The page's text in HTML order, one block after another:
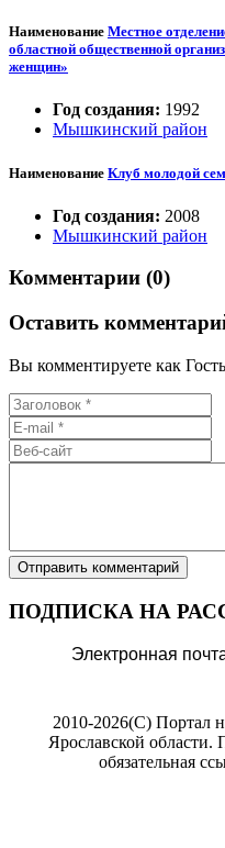
Наименование Местное
областной общественной
женщин»
Год создания: 1992
Мышкинский район
Наименование Клуб молодой
Год создания: 2008
Мышкинский район
Комментарии (0)
Оставить
Вы комментируете как
ПОДПИСКА НА
Электронная
2010-2026(С) Портал
Ярославской области.
обязательная